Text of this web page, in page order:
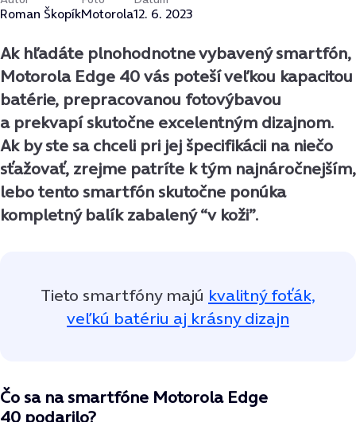
Roman ŠkopíkMotorola12. 6. 2023
Ak hľadáte plnohodnotne vybavený smartfón,
Motorola Edge 40 vás poteší veľkou kapacitou
batérie, prepracovanou fotovýbavou
a prekvapí skutočne excelentným dizajnom.
Ak by ste sa chceli pri jej špecifikácii na niečo
sťažovať, zrejme patríte k tým najnáročnejším,
lebo tento smartfón skutočne ponúka
kompletný balík zabalený “v koži”.
Tieto smartfóny majú kvalitný foťák,
veľkú batériu aj krásny dizajn
Čo sa na smartfóne Motorola Edge
40 podarilo?